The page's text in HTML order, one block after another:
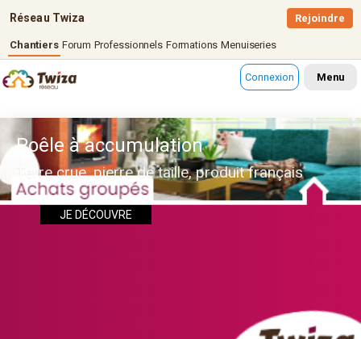
Réseau Twiza
Chantiers Forum Professionnels Formations Menuiseries
Rejoindre
Connexion Menu
Poêle à accumulation
Terre crue, pierre de taille, produit français
JE DÉCOUVRE